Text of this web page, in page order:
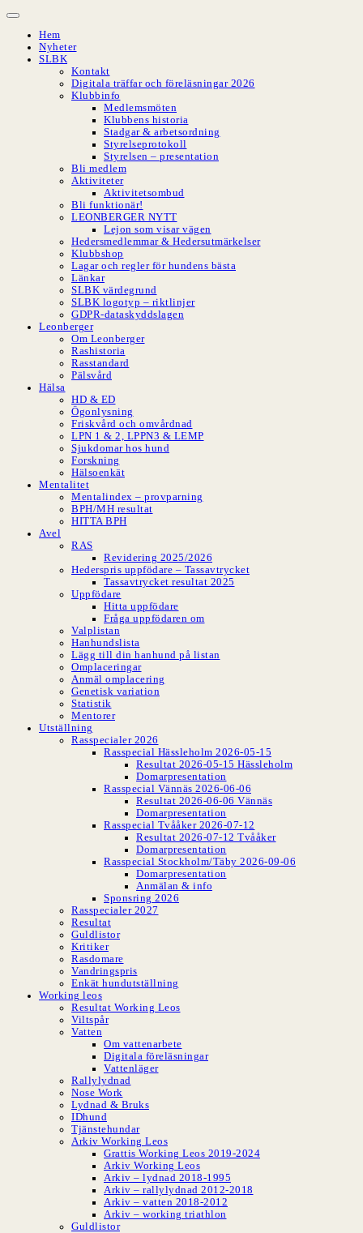
Hoppa
innehåll
Hem
Nyheter
SLBK
Kontakt
Digitala träffar och föreläsningar 2026
Klubbinfo
Medlemsmöten
Klubbens historia
Stadgar & arbetsordning
Styrelseprotokoll
Styrelsen – presentation
Bli medlem
Aktiviteter
Aktivitetsombud
Bli funktionär!
LEONBERGER NYTT
Lejon som visar vägen
Hedersmedlemmar & Hedersutmärkelser
Klubbshop
Lagar och regler för hundens bästa
Länkar
SLBK värdegrund
SLBK logotyp – riktlinjer
GDPR-dataskyddslagen
Leonberger
Om Leonberger
Rashistoria
Rasstandard
Pälsvård
Hälsa
HD & ED
Ögonlysning
Friskvård och omvårdnad
LPN 1 & 2, LPPN3 & LEMP
Sjukdomar hos hund
Forskning
Hälsoenkät
Mentalitet
Mentalindex – provparning
BPH/MH resultat
HITTA BPH
Avel
RAS
Revidering 2025/2026
Hederspris uppfödare – Tassavtrycket
Tassavtrycket resultat 2025
Uppfödare
Hitta uppfödare
Fråga uppfödaren om
Valplistan
Hanhundslista
Lägg till din hanhund på listan
Omplaceringar
Anmäl omplacering
Genetisk variation
Statistik
Mentorer
Utställning
Rasspecialer 2026
Rasspecial Hässleholm 2026-05-15
Resultat 2026-05-15 Hässleholm
Domarpresentation
Rasspecial Vännäs 2026-06-06
Resultat 2026-06-06 Vännäs
Domarpresentation
Rasspecial Tvååker 2026-07-12
Resultat 2026-07-12 Tvååker
Domarpresentation
Rasspecial Stockholm/Täby 2026-09-06
Domarpresentation
Anmälan & info
Sponsring 2026
Rasspecialer 2027
Resultat
Guldlistor
Kritiker
Rasdomare
Vandringspris
Enkät hundutställning
Working leos
Resultat Working Leos
Viltspår
Vatten
Om vattenarbete
Digitala föreläsningar
Vattenläger
Rallylydnad
Nose Work
Lydnad & Bruks
IDhund
Tjänstehundar
Arkiv Working Leos
Grattis Working Leos 2019-2024
Arkiv Working Leos
Arkiv – lydnad 2018-1995
Arkiv – rallylydnad 2012-2018
Arkiv – vatten 2018-2012
Arkiv – working triathlon
Guldlistor